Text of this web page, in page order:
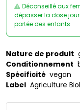
Déconseillé aux
dépasser la dose
portée des enfants
Nature de produit
Conditionnement
Spécificité vegan
Label Agriculture